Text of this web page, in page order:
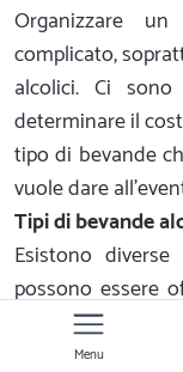
Organizzare
complicato,
alcolici. Ci
determinare il
tipo di bevande
vuole dare
Tipi di bevande
Esistono
possono essere
troviamo: birra,
bevande
Menu